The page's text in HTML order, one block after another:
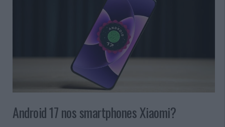
Android 17 nos smartphones Xiaomi?